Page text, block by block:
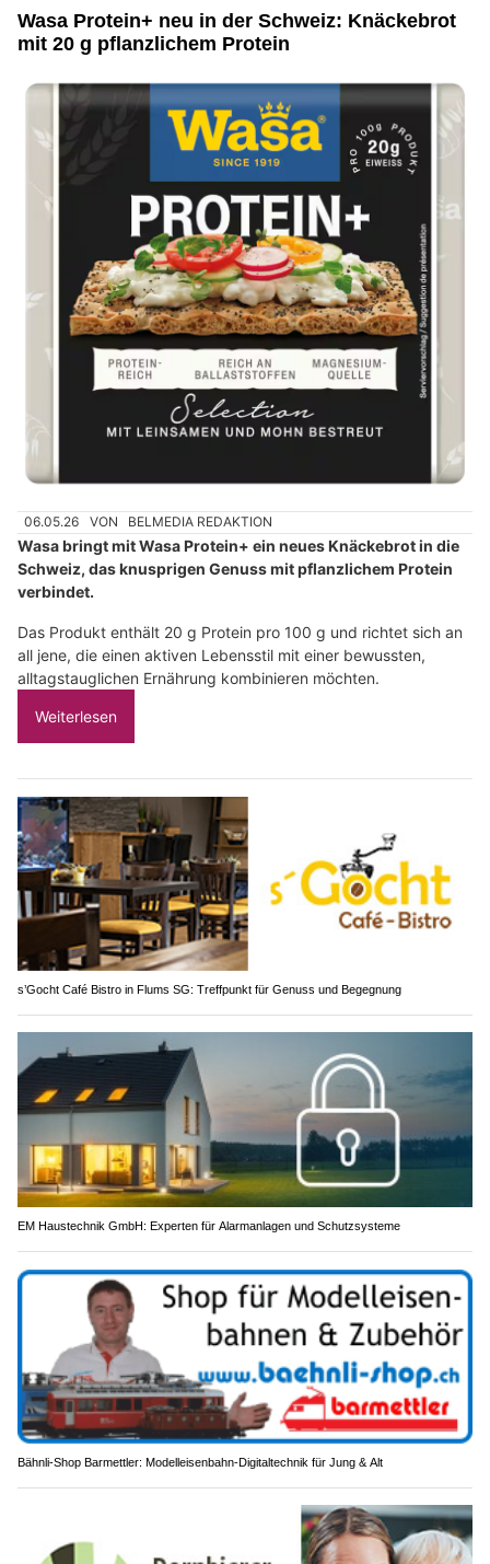
Wasa Protein+ neu in der Schweiz: Knäckebrot
mit 20 g pflanzlichem Protein
06.05.26 VON BELMEDIA REDAKTION
Wasa bringt mit Wasa Protein+ ein neues Knäckebrot in die
Schweiz, das knusprigen Genuss mit pflanzlichem Protein
verbindet.
Das Produkt enthält 20 g Protein pro 100 g und richtet sich an
all jene, die einen aktiven Lebensstil mit einer bewussten,
alltagstauglichen Ernährung kombinieren möchten.
Weiterlesen
s’Gocht Café Bistro in Flums SG: Treffpunkt für Genuss und Begegnung
EM Haustechnik GmbH: Experten für Alarmanlagen und Schutzsysteme
Bähnli-Shop Barmettler: Modelleisenbahn-Digitaltechnik für Jung & Alt